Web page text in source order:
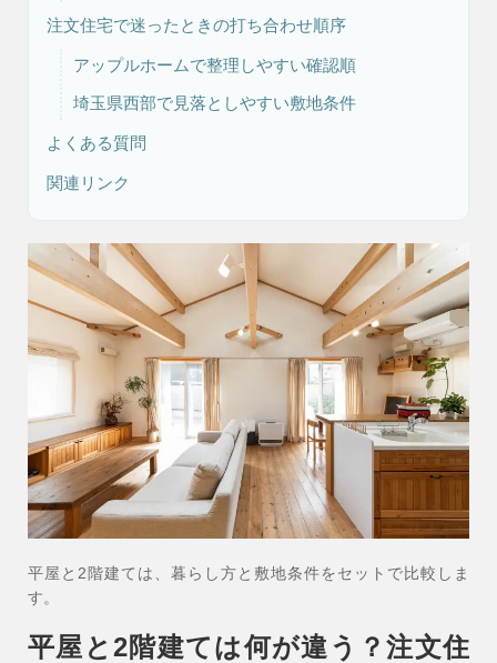
注文住宅で迷ったときの打ち合わせ順序
アップルホームで整理しやすい確認順
埼玉県西部で見落としやすい敷地条件
よくある質問
関連リンク
平屋と2階建ては、暮らし方と敷地条件をセットで比較しま
す。
平屋と2階建ては何が違う？注文住
ブログ・コラム スタッフ紹介
リフォーム・